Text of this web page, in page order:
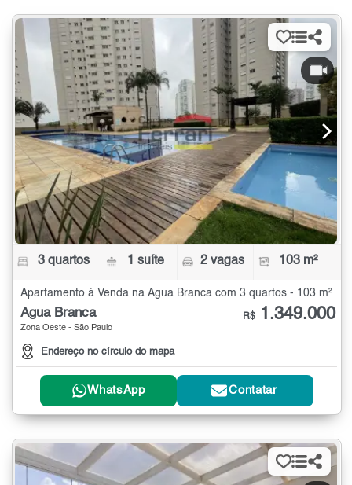
3 quartos 1 suíte 2 vagas 103 m²
Apartamento à Venda na Água Branca com 3 quartos - 103 m²
Água Branca
Zona Oeste - São Paulo
Endereço no círculo do mapa
R$ 1.349.000
WhatsApp Contatar